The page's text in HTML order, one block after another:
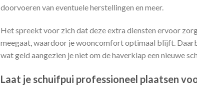
doorvoeren van eventuele herstellingen en meer.
Het spreekt voor zich dat deze extra diensten ervoor
meegaat, waardoor je wooncomfort optimaal blijft.
wat geld aangezien je niet om de haverklap een nieuwe
Laat je schuifpui professioneel plaatsen